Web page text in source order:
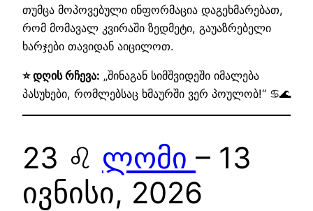
თუმცა მოპოვებული ინფორმაცია დაგეხმარებათ,
რომ მომავალ კვირაში ზედმეტი, გაუაზრებელი
ხარჯები თავიდან აიცილოთ.
⭐ დღის რჩევა: „შინაგან სიმშვიდეში იმალება
პასუხები, რომლებსაც ხმაურში ვერ პოულობ!“ ♋🌊
23 ♌ ლომი – 13
ივნისი, 2026